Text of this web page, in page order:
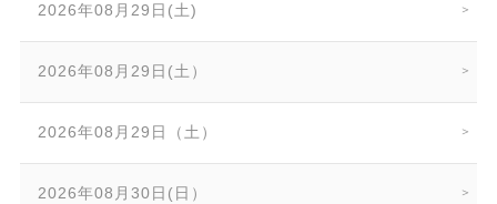
2026年08月29日(土)
2026年08月29日(土）
2026年08月29日（土）
2026年08月30日(日）